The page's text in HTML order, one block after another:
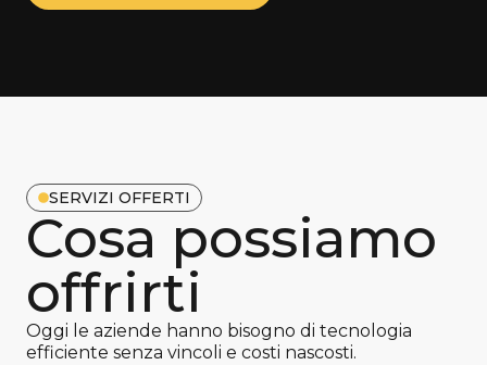
SERVIZI OFFERTI
Cosa possiamo
offrirti
Oggi le aziende hanno bisogno di tecnologia
efficiente senza vincoli e costi nascosti.